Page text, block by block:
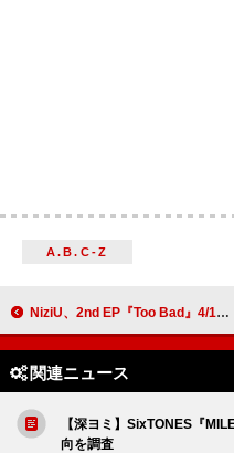
A.B.C-Z
NiziU、2nd EP『Too Bad』4/1リリース決定 最新ビジュアルも公開
関連ニュース
【深ヨミ】SixTONES『
向を調査